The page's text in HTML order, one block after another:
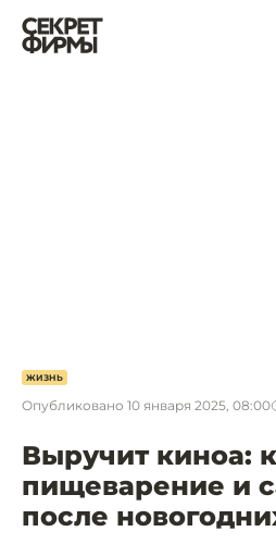
ЖИЗНЬ
Опубликовано 10 января 2025, 08:00
Выручит киноа:
пищеварение и
после